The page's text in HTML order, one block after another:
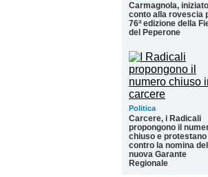
Carmagnola,
conto alla rovescia
76ª edizione della
del Peperone
Politica
Carcere, i Radicali
propongono il
chiuso e protestano
contro la nomina
nuova Garante
Regionale